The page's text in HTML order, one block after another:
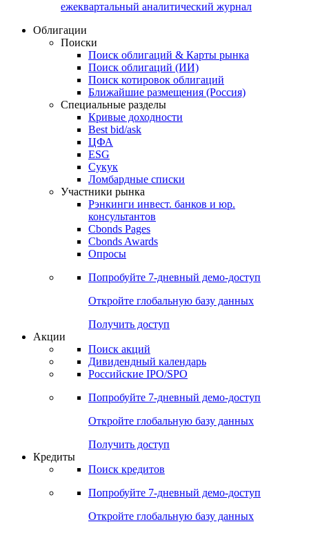
ежеквартальный аналитический журнал
Облигации
Поиски
Поиск облигаций & Карты рынка
Поиск облигаций (ИИ)
Поиск котировок облигаций
Ближайшие размещения (Россия)
Специальные разделы
Кривые доходности
Best bid/ask
ЦФА
ESG
Сукук
Ломбардные списки
Участники рынка
Рэнкинги инвест. банков и юр.
консультантов
Cbonds Pages
Cbonds Awards
Опросы
Попробуйте 7-дневный демо-доступ
Откройте глобальную базу данных
Получить доступ
Акции
Поиск акций
Дивидендный календарь
Российские IPO/SPO
Попробуйте 7-дневный демо-доступ
Откройте глобальную базу данных
Получить доступ
Кредиты
Поиск кредитов
Попробуйте 7-дневный демо-доступ
Откройте глобальную базу данных